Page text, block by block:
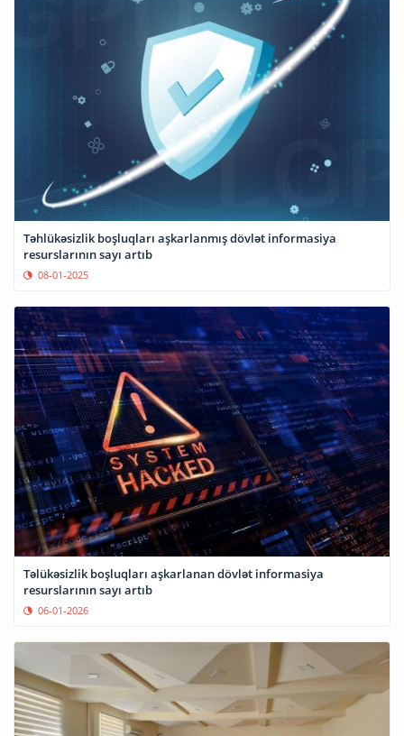
Təhlükəsizlik boşluqları aşkarlanmış dövlət informasiya
resurslarının sayı artıb
08-01-2025
Təlükəsizlik boşluqları aşkarlanan dövlət informasiya
resurslarının sayı artıb
06-01-2026